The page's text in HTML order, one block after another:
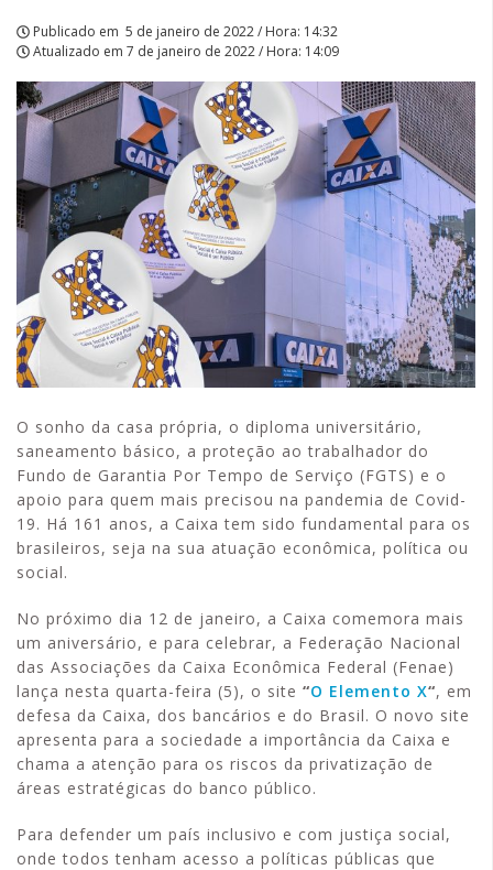
empregados
|
APCEF/SP
Publicado em 5 de janeiro de 2022 / Hora: 14:32
Atualizado em 7 de janeiro de 2022 / Hora: 14:09
O sonho da casa própria, o diploma universitário,
saneamento básico, a proteção ao trabalhador do
Fundo de Garantia Por Tempo de Serviço (FGTS) e o
apoio para quem mais precisou na pandemia de Covid-
19. Há 161 anos, a Caixa tem sido fundamental para os
brasileiros, seja na sua atuação econômica, política ou
social.
No próximo dia 12 de janeiro, a Caixa comemora mais
um aniversário, e para celebrar, a Federação Nacional
das Associações da Caixa Econômica Federal (Fenae)
lança nesta quarta-feira (5), o site “O Elemento X“, em
defesa da Caixa, dos bancários e do Brasil. O novo site
apresenta para a sociedade a importância da Caixa e
chama a atenção para os riscos da privatização de
áreas estratégicas do banco público.
Para defender um país inclusivo e com justiça social,
onde todos tenham acesso a políticas públicas que